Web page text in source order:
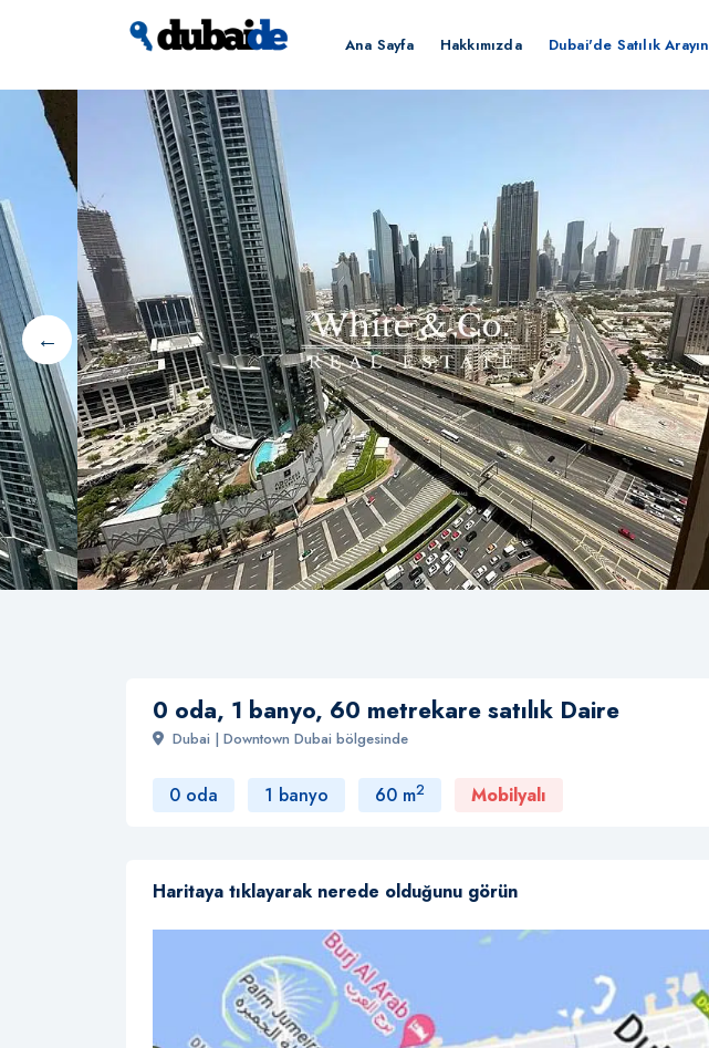
Ana Sayfa Hakkımızda Dubai'de Satılık Arayın
0 oda, 1 banyo, 60 metrekare satılık Daire
Dubai | Downtown Dubai bölgesinde
0 oda 1 banyo 60 m2 Mobilyalı
Haritaya tıklayarak nerede olduğunu görün